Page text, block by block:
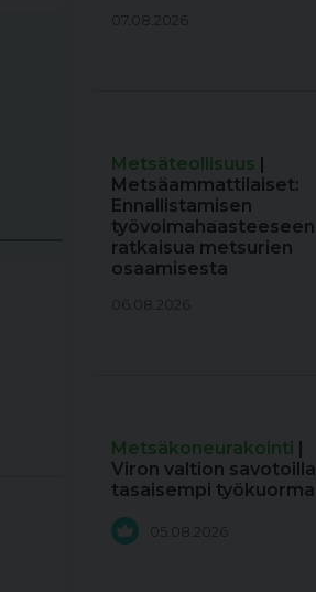
07.08.2026
Metsäteollisuus |
Metsäammattilaiset:
Ennallistamisen
työvoimahaasteeseen
ratkaisua metsurien
osaamisesta
06.08.2026
Metsäkoneurakointi |
Viron valtion savotoilla
tasaisempi työkuorma
05.08.2026